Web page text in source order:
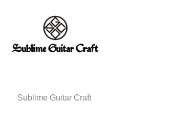
Sublime Guitar Craft